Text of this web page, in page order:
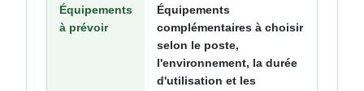
Équipements
à prévoir
Équipements
complémentaires à choisir
selon le poste,
l'environnement, la durée
d'utilisation et les